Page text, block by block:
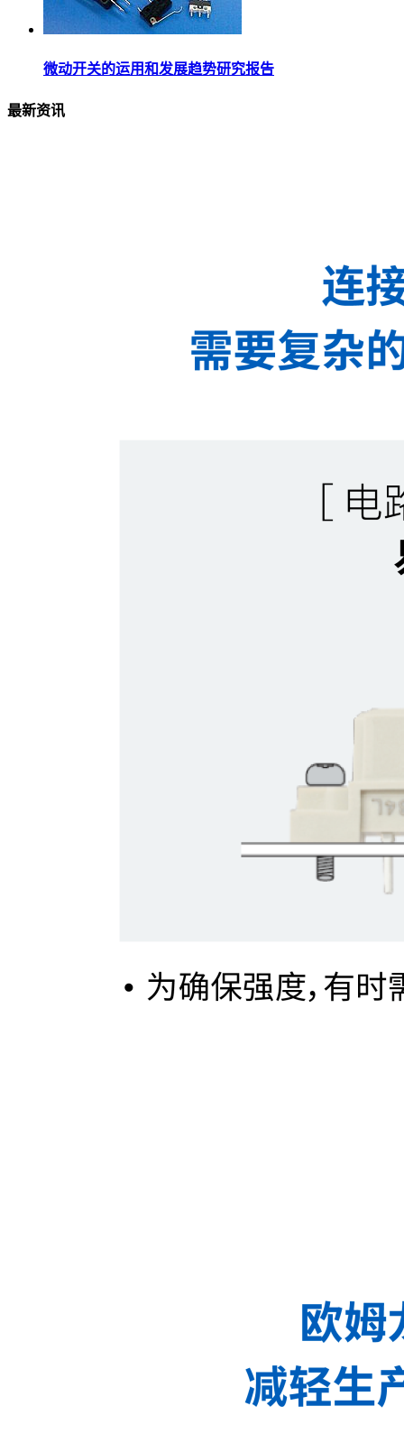
微动开关的运用和发展趋势研究报告
最新资讯